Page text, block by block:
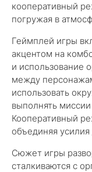
кооперативный
погружая в
Геймплей игры
акцентом на
и использование
между
использовать
выполнять
Кооперативный
объединяя
Сюжет игры
сталкиваются с